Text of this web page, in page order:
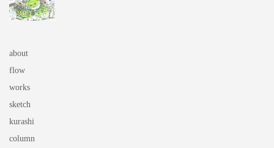
about
flow
works
sketch
kurashi
column